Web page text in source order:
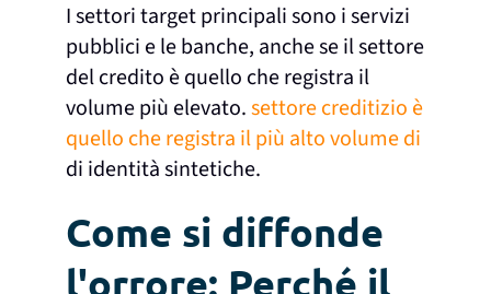
I settori target principali sono i servizi
pubblici e le banche, anche se il settore
del credito è quello che registra il
volume più elevato.settore creditizio è
quello che registra il più alto volume di
di identità sintetiche.
Come si diffonde
l'orrore: Perché il